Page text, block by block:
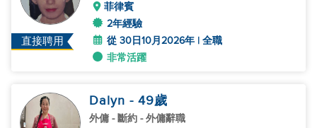
直接聘用
菲律賓
2年經驗
從 30日10月2026年 | 全職
非常活躍
Dalyn - 49歲
外傭 - 斷約 - 外傭辭職